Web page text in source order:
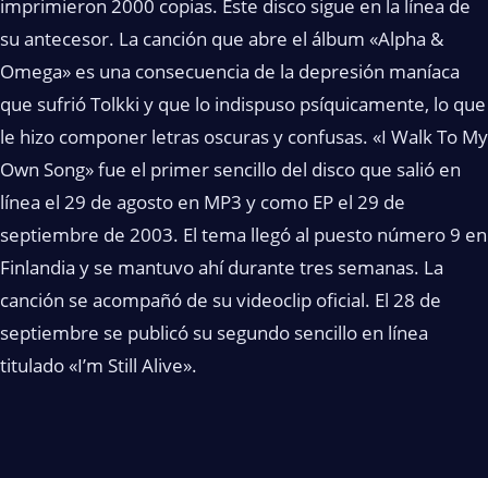
imprimieron 2000 copias. Este disco sigue en la línea de
su antecesor. La canción que abre el álbum «Alpha &
Omega» es una consecuencia de la depresión maníaca
que sufrió Tolkki y que lo indispuso psíquicamente, lo que
le hizo componer letras oscuras y confusas. «I Walk To My
Own Song» fue el primer sencillo del disco que salió en
línea el 29 de agosto en MP3 y como EP el 29 de
septiembre de 2003. El tema llegó al puesto número 9 en
Finlandia y se mantuvo ahí durante tres semanas. La
canción se acompañó de su videoclip oficial. El 28 de
septiembre se publicó su segundo sencillo en línea
titulado «I’m Still Alive».